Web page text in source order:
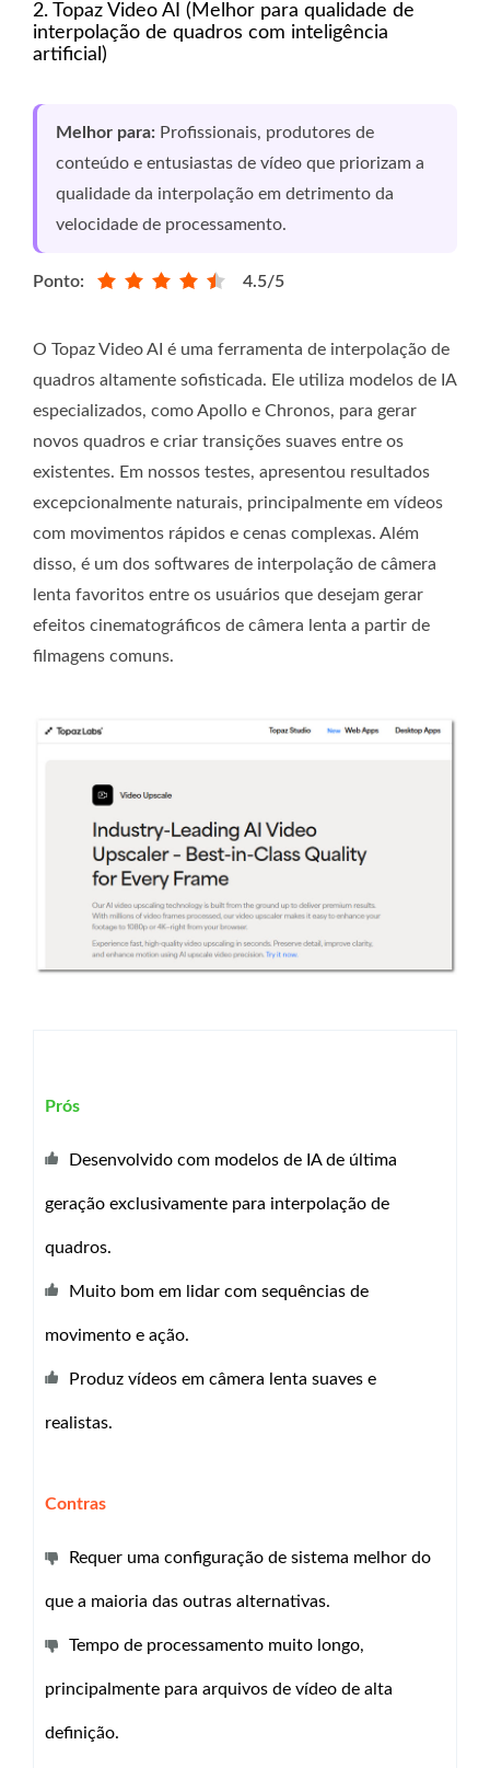
2. Topaz Video AI (Melhor para qualidade de
interpolação de quadros com inteligência
artificial)
Melhor para: Profissionais, produtores de
conteúdo e entusiastas de vídeo que priorizam a
qualidade da interpolação em detrimento da
velocidade de processamento.
Ponto: 4.5/5
O Topaz Video AI é uma ferramenta de interpolação de
quadros altamente sofisticada. Ele utiliza modelos de IA
especializados, como Apollo e Chronos, para gerar
novos quadros e criar transições suaves entre os
existentes. Em nossos testes, apresentou resultados
excepcionalmente naturais, principalmente em vídeos
com movimentos rápidos e cenas complexas. Além
disso, é um dos softwares de interpolação de câmera
lenta favoritos entre os usuários que desejam gerar
efeitos cinematográficos de câmera lenta a partir de
filmagens comuns.
Prós
Desenvolvido com modelos de IA de última
geração exclusivamente para interpolação de
quadros.
Muito bom em lidar com sequências de
movimento e ação.
Produz vídeos em câmera lenta suaves e
realistas.
Contras
Requer uma configuração de sistema melhor do
que a maioria das outras alternativas.
Tempo de processamento muito longo,
principalmente para arquivos de vídeo de alta
definição.